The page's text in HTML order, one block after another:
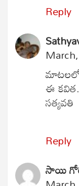
Reply
మాటలలో
ఈ కవిత.
సత్యవతి
Reply
సాయి